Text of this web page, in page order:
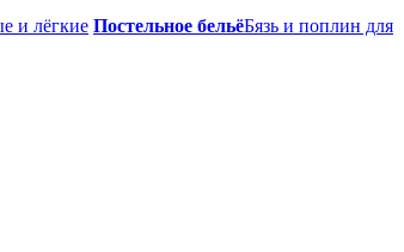
и лёгкие Постельное бельёБязь и поплин для